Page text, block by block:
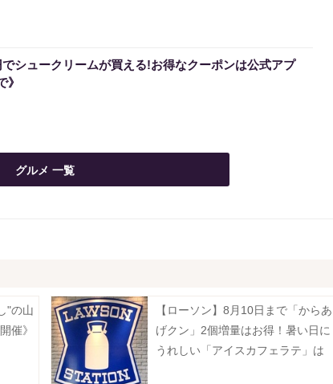
でシュークリームが買える!お得なクーポンは公式アプ
》
グルメ 一覧
"の山
催》
【ローソン】8月10日まで「からあ
げクン」2個増量はお得！暑い日に
うれしい「アイスカフェラテ」は